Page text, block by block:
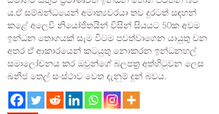
ය.ඒ සම්බන්ධයෙන් අමාත්‍යවරයා තව දුරටත් සඳහන්
කළේ අලෙවි නියෝජිතයින් විසින් සියයට 50ක අවම
ඉන්ධන තොගයක් සෑම විටම පවත්වාගෙන යායුතු වන
අතර ඒ ආකාරයෙන් කටයුතු නොකරන ඉන්ධනහල්
සමාලෝචනය කර ඔවුන්ගේ බලපත්‍ර අත්හිටුවන ලෙස
ඛනිජ තෙල් සංස්ථාව වෙත දැනුම් දුන් බවය.